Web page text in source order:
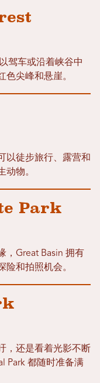
驾车或沿着峡谷中
色尖峰和悬崖。
以徒步旅行、露营和
动物。
Park
，Great Basin 拥有
险和拍照机会。
，还是看着光影不断
Park 都随时准备满